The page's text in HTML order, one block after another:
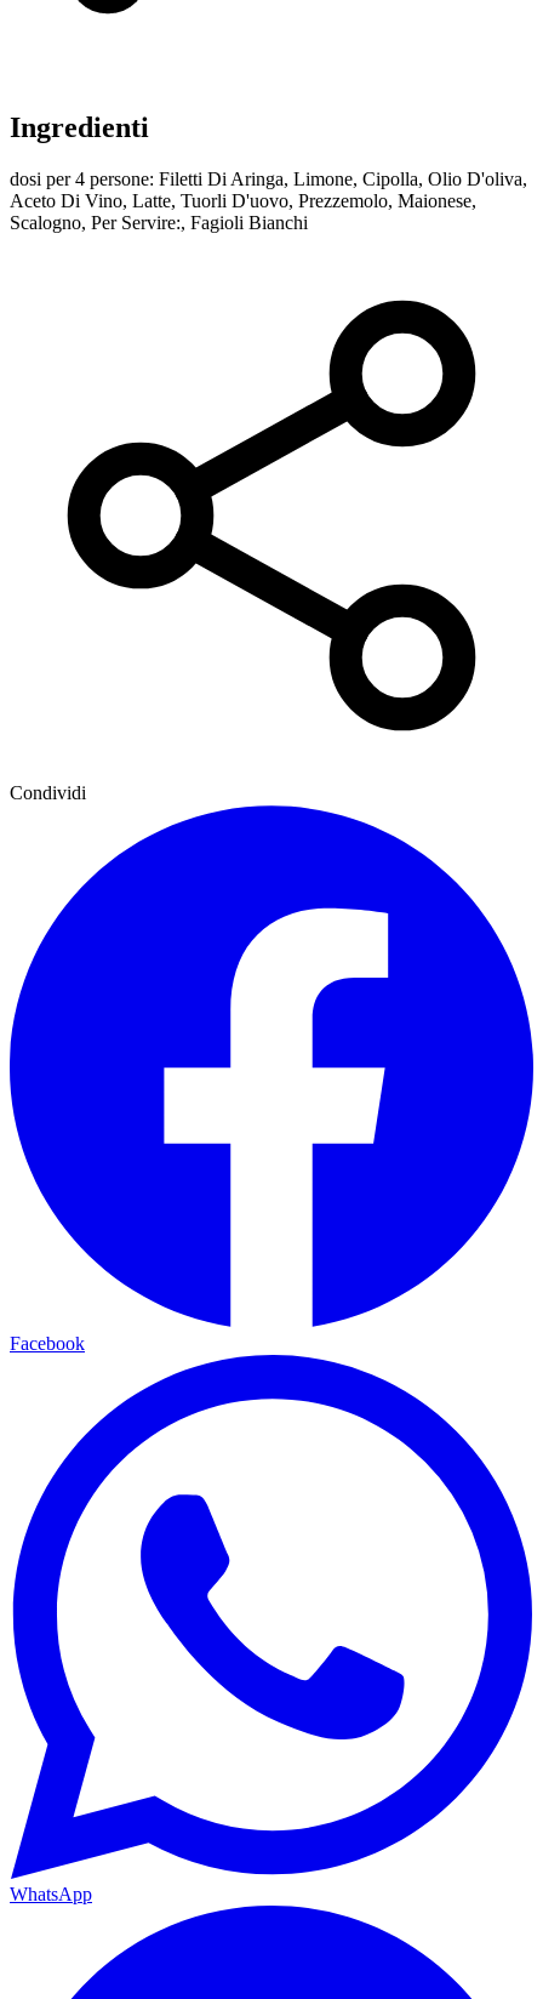
Ingredienti
dosi per 4 persone: Filetti Di Aringa, Limone, Cipolla, Olio D'oliva,
Aceto Di Vino, Latte, Tuorli D'uovo, Prezzemolo, Maionese,
Scalogno, Per Servire:, Fagioli Bianchi
Condividi
Facebook
WhatsApp